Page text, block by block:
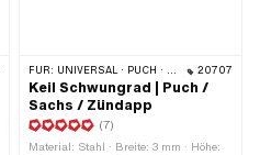
FÜR: UNIVERSAL · PUCH · SACHS · ZÜNDAPP BELMONDO · HERCULES · ZÜNDAPP 20707
Keil Schwungrad | Puch /
Sachs / Zündapp
(7)
Material: Stahl · Breite: 3 mm · Höhe: